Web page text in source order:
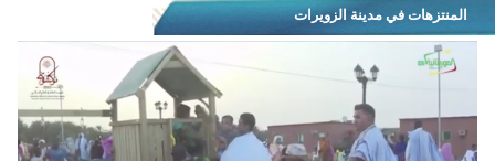
المنتزهات في مدينة الزويرات